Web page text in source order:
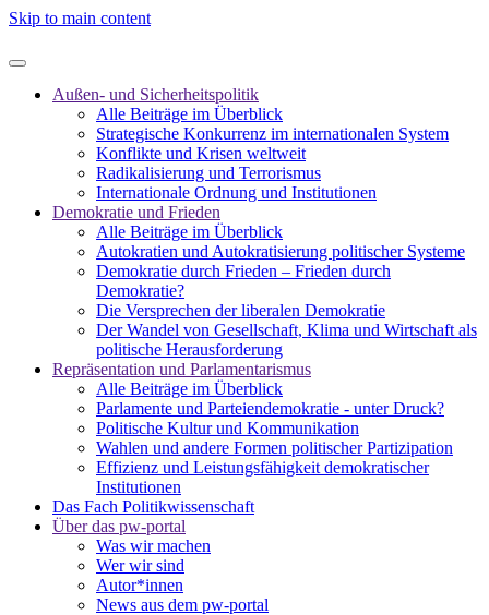
Skip to main content
Außen- und Sicherheitspolitik
Alle Beiträge im Überblick
Strategische Konkurrenz im internationalen System
Konflikte und Krisen weltweit
Radikalisierung und Terrorismus
Internationale Ordnung und Institutionen
Demokratie und Frieden
Alle Beiträge im Überblick
Autokratien und Autokratisierung politischer Systeme
Demokratie durch Frieden – Frieden durch
Demokratie?
Die Versprechen der liberalen Demokratie
Der Wandel von Gesellschaft, Klima und Wirtschaft als
politische Herausforderung
Repräsentation und Parlamentarismus
Alle Beiträge im Überblick
Parlamente und Parteiendemokratie - unter Druck?
Politische Kultur und Kommunikation
Wahlen und andere Formen politischer Partizipation
Effizienz und Leistungsfähigkeit demokratischer
Institutionen
Das Fach Politikwissenschaft
Über das pw-portal
Was wir machen
Wer wir sind
Autor*innen
News aus dem pw-portal